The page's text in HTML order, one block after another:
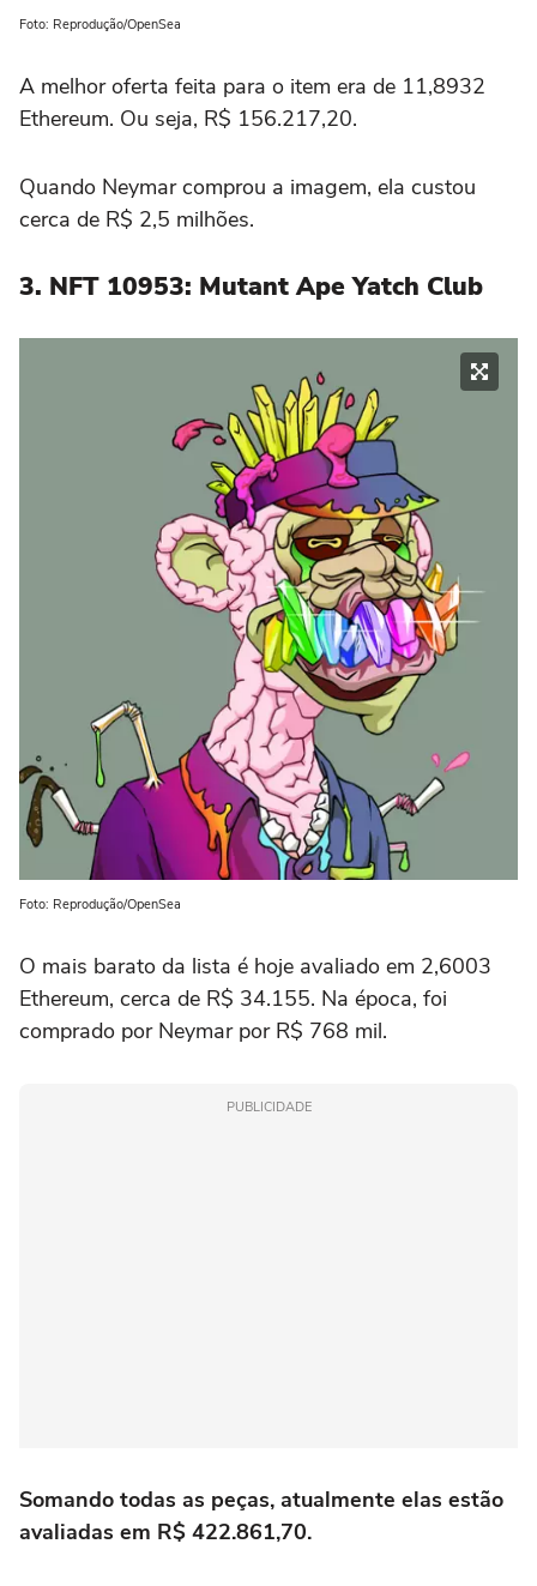
Foto: Reprodução/OpenSea
A melhor oferta feita para o item era de 11,8932
Ethereum. Ou seja, R$ 156.217,20.
Quando Neymar comprou a imagem, ela custou
cerca de R$ 2,5 milhões.
3. NFT 10953: Mutant Ape Yatch Club
Foto: Reprodução/OpenSea
O mais barato da lista é hoje avaliado em 2,6003
Ethereum, cerca de R$ 34.155. Na época, foi
comprado por Neymar por R$ 768 mil.
PUBLICIDADE
Somando todas as peças, atualmente elas estão
avaliadas em R$ 422.861,70.